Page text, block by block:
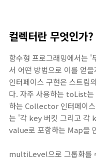
컬렉터란 무엇인가?
함수형 프로그래밍에서는 '
서 어떤 방법으로 이를 얻
인터페이스 구현은 스트림
다. 자주 사용하는 toList는
하는 Collector 인터페이
는 '각 key 버킷 그리고 각
value로 포함하는 Map을
multiLevel으로 그룹화를